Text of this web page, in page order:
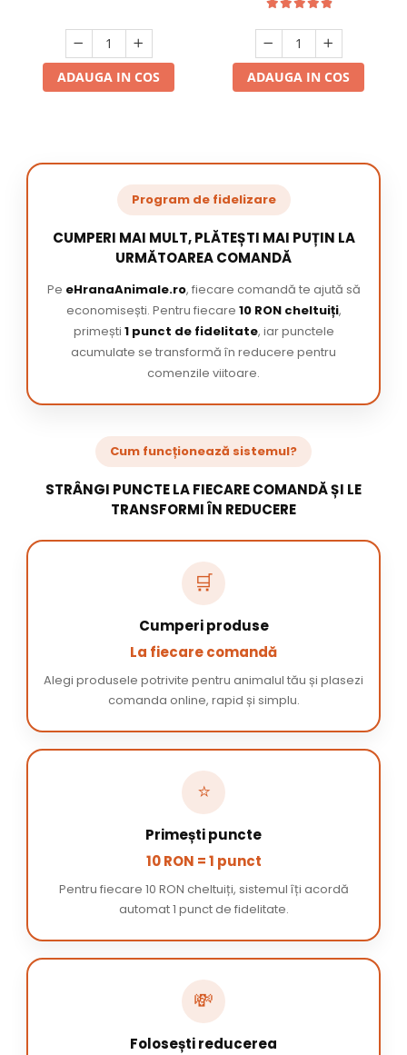
ADAUGA IN COS ADAUGA IN COS
Program de fidelizare
CUMPERI MAI MULT, PLĂTEȘTI MAI PUȚIN LA
URMĂTOAREA COMANDĂ
Pe eHranaAnimale.ro, fiecare comandă te ajută să
economisești. Pentru fiecare 10 RON cheltuiți,
primești 1 punct de fidelitate, iar punctele
acumulate se transformă în reducere pentru
comenzile viitoare.
Cum funcționează sistemul?
STRÂNGI PUNCTE LA FIECARE COMANDĂ ȘI LE
TRANSFORMI ÎN REDUCERE
🛒
Cumperi produse
La fiecare comandă
Alegi produsele potrivite pentru animalul tău și plasezi
comanda online, rapid și simplu.
⭐
Primești puncte
10 RON = 1 punct
Pentru fiecare 10 RON cheltuiți, sistemul îți acordă
automat 1 punct de fidelitate.
💸
Folosești reducerea